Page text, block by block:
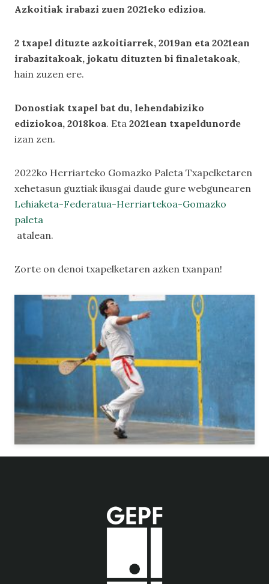
Azkoitiak irabazi zuen 2021eko edizioa.
2 txapel dituzte azkoitiarrek, 2019an eta 2021ean
irabazitakoak, jokatu dituzten bi finaletakoak,
hain zuzen ere.
Donostiak txapel bat du, lehendabiziko
ediziokoa, 2018koa. Eta 2021ean txapeldunorde
izan zen.
2022ko Herriarteko Gomazko Paleta Txapelketaren
xehetasun guztiak ikusgai daude gure webgunearen
Lehiaketa-Federatua-Herriartekoa-Gomazko
paleta
atalean.
Zorte on denoi txapelketaren azken txanpan!